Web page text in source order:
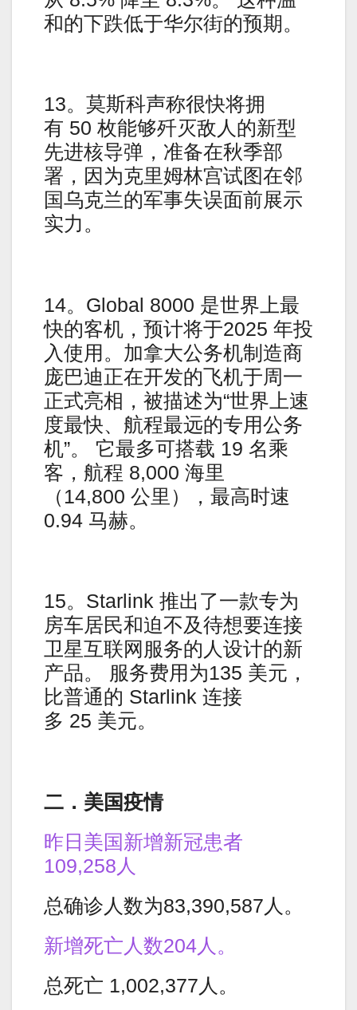
和的下跌低于华尔街的预期。
13。莫斯科声称很快将拥
有 50 枚能够歼灭敌人的新型
先进核导弹，准备在秋季部
署，因为克里姆林宫试图在邻
国乌克兰的军事失误面前展示
实力。
14。Global 8000 是世界上最
快的客机，预计将于2025 年投
入使用。加拿大公务机制造商
庞巴迪正在开发的飞机于周一
正式亮相，被描述为“世界上速
度最快、航程最远的专用公务
机”。 它最多可搭载 19 名乘
客，航程 8,000 海里
（14,800 公里），最高时速
0.94 马赫。
15。Starlink 推出了一款专为
房车居民和迫不及待想要连接
卫星互联网服务的人设计的新
产品。 服务费用为135 美元，
比普通的 Starlink 连接
多 25 美元。
二．美国疫情
昨日美国新增新冠患者
109,258人
总确诊人数为83,390,587人。
新增死亡人数204人。
总死亡 1,002,377人。